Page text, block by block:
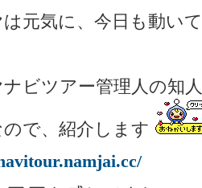
元気に、今日も動い
ビツアー管理人の知
で、紹介します